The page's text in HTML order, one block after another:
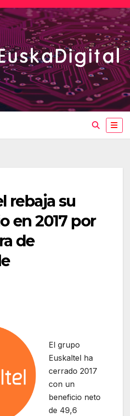
rebaja su
en 2017 por
de
El grupo
Euskaltel ha
cerrado 2017
con un
beneficio neto
de 49,6